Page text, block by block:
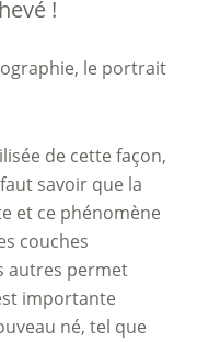
!
le portrait
de cette façon,
savoir que la
et ce phénomène
couches
autres permet
importante
né, tel que